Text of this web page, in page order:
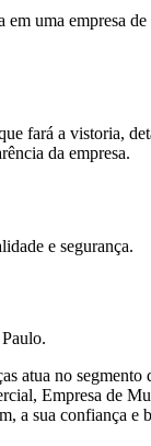
uma empresa
fará a vistoria,
da empresa.
e segurança.
atua no
Empresa de
a sua confiança e